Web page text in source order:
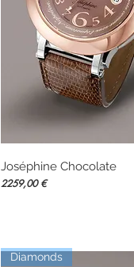
Vista rápida
Joséphine Chocolate
Precio
2259,00 €
Diamonds